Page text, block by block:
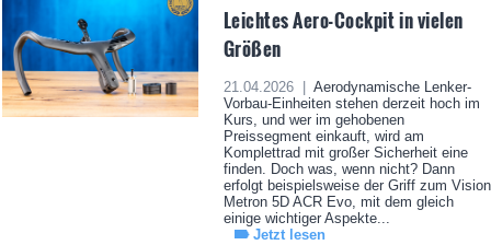
Leichtes Aero-Cockpit in vielen
Größen
21.04.2026 |
Aerodynamische Lenker-
Vorbau-Einheiten stehen derzeit hoch im
Kurs, und wer im gehobenen
Preissegment einkauft, wird am
Komplettrad mit großer Sicherheit eine
finden. Doch was, wenn nicht? Dann
erfolgt beispielsweise der Griff zum Vision
Metron 5D ACR Evo, mit dem gleich
einige wichtiger Aspekte...
Jetzt lesen